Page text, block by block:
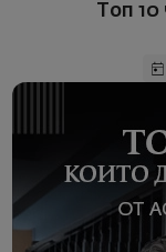
Топ